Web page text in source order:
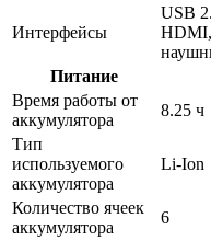
Интерфейсы
USB
Питание
Время работы от
аккумулятора
8.25 ч
Тип
используемого
аккумулятора
Li-Ion
Количество ячеек
аккумулятора
6